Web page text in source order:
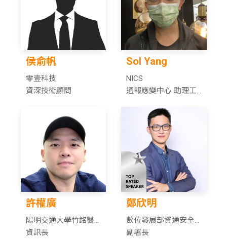
侯俞帆
零壹科技
資深技術顧問
Sol Yang
NICS
通報應變中心 助理工
許權廣
陽明交通大學竹銘醫
院
資訊長
鄭欣明
數位發展部資通安全
署
副署長